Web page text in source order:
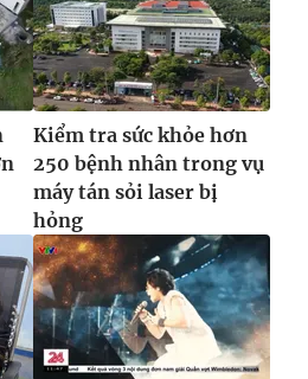
thức nếu không có sự chấp
nguồn VTV.vn khi phát hành lại
Kiểm tra sức khỏe hơn
250 bệnh nhân trong vụ
máy tán sỏi laser bị
hỏng